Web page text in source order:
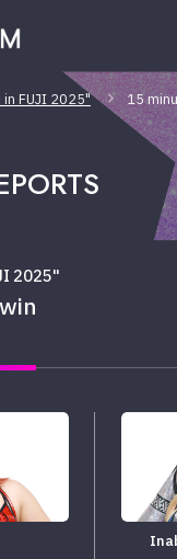
in FUJI 2025" 15
2025"